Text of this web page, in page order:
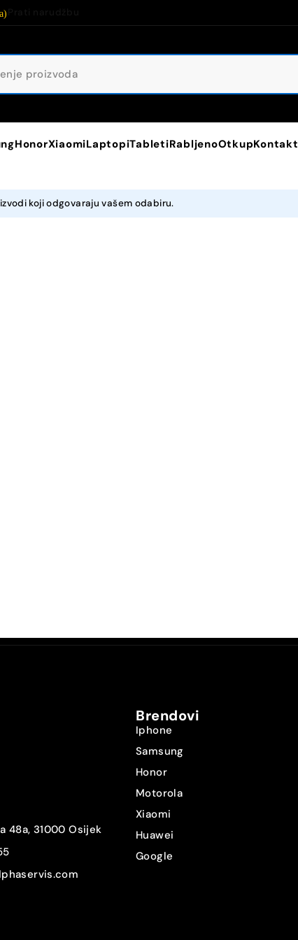
HonorXiaomiLaptopiTabletiRabljenoOtkupKontakt
koji odgovaraju vašem odabiru.
48a, 31000 Osijek
Brendovi
Iphone
Samsung
Honor
Motorola
Xiaomi
Huawei
Google